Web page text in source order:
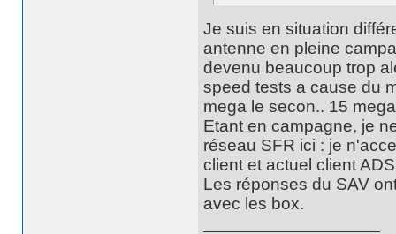
Je suis en situation
antenne en pleine
devenu beaucoup trop
speed tests a cause du
mega le secon.. 15
Etant en campagne, je
réseau SFR ici : je
client et actuel client
Les réponses du SAV
avec les box.